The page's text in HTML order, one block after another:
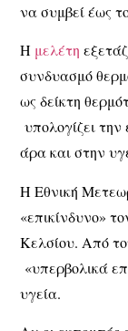
να συμβεί έως
Η μελέτη
συνδυασμό
ως δείκτη
υπολογίζει
άρα και στην
Η Εθνική
«επικίνδυνο»
Κελσίου. Από
«υπερβολικά
υγεία.